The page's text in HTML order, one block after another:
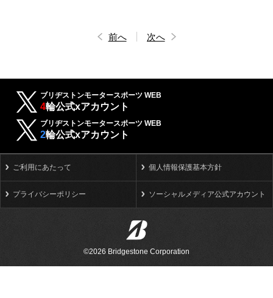
前へ 次へ
ブリヂストンモータースポーツ WEB
4輪公式xアカウント
ブリヂストンモータースポーツ WEB
2輪公式xアカウント
ご利用にあたって 個人情報保護基本方針
プライバシーポリシー ソーシャルメディア公式アカウント
©2026 Bridgestone Corporation